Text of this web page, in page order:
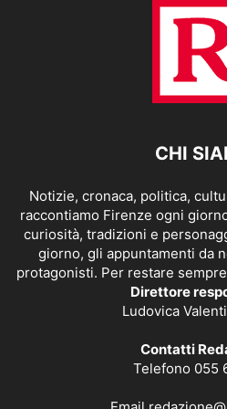
CHI
Notizie, cronaca, politica,
raccontiamo Firenze ogni
curiosità, tradizioni e
giorno, gli appuntamenti da
protagonisti. Per restare
Direttore
Ludovica
Contatti
Telefono 055